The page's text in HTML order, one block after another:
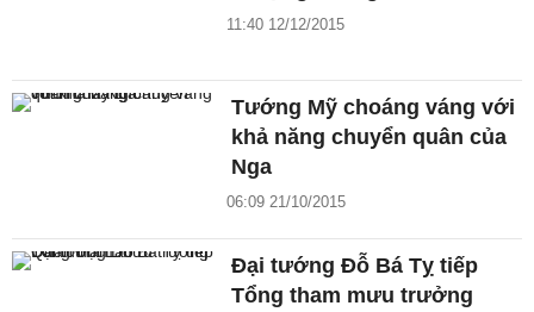
11:40 12/12/2015
Tướng Mỹ choáng váng với
khả năng chuyển quân của
Nga
06:09 21/10/2015
Đại tướng Đỗ Bá Tỵ tiếp
Tổng tham mưu trưởng